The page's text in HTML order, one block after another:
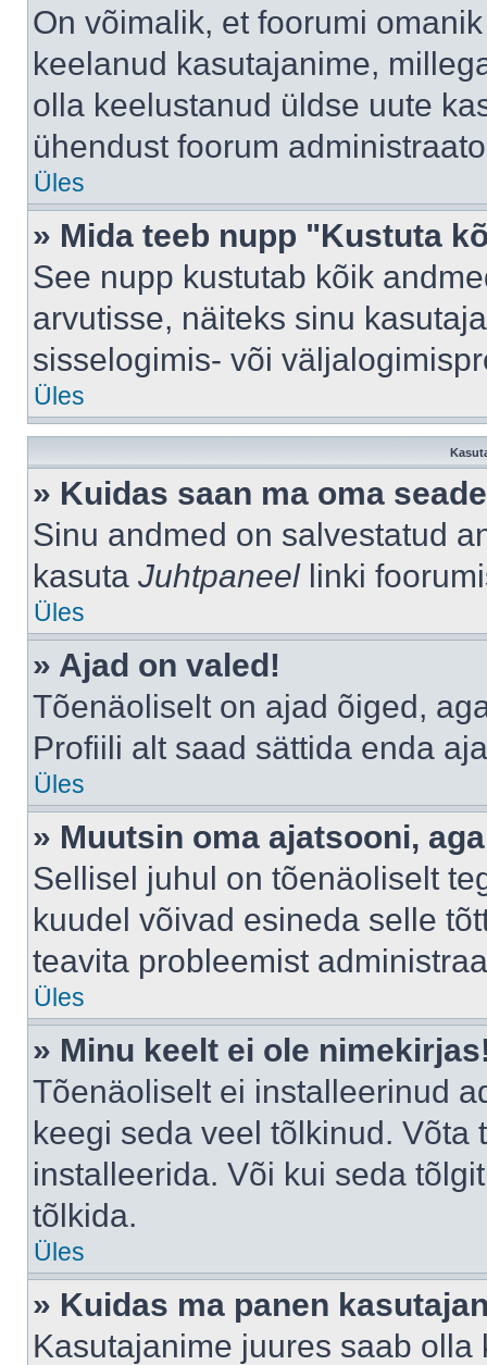
On võimalik, et foorumi
keelanud kasutajanime,
olla keelustanud üldse uute
ühendust foorum
Üles
» Mida teeb nupp "Kustuta
See nupp kustutab kõik
arvutisse, näiteks sinu
sisselogimis- või
Üles
» Kuidas saan ma oma
Sinu andmed on salvestatud
kasuta Juhtpaneellinki
Üles
» Ajad on valed!
Tõenäoliselt on ajad õiged,
Profiili alt saad sättida enda
Üles
» Muutsin oma ajatsooni,
Sellisel juhul on tõenäoliselt
kuudel võivad esineda selle
teavita probleemist
Üles
» Minu keelt ei ole
Tõenäoliselt ei installeerinud
keegi seda veel tõlkinud.
installeerida. Või kui seda
tõlkida.
Üles
» Kuidas ma panen
Kasutajanime juures saab